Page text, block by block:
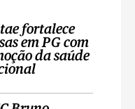
fortalece
em PG com
da saúde